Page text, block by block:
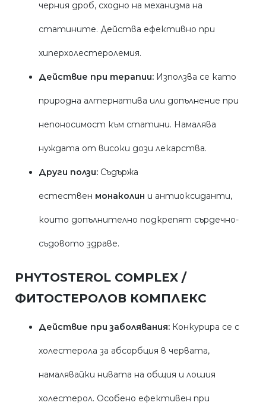
черния дроб, сходно на механизма на
статините. Действа ефективно при
хиперхолестеролемия.
Действие при терапии: Използва се като
природна алтернатива или допълнение при
непоносимост към статини. Намалява
нуждата от високи дози лекарства.
Други ползи: Съдържа
естествен монаколин и антиоксиданти,
които допълнително подкрепят сърдечно-
съдовото здраве.
PHYTOSTEROL COMPLEX /
ФИТОСТЕРОЛОВ КОМПЛЕКС
Действие при заболявания: Конкурира се с
холестерола за абсорбция в червата,
намалявайки нивата на общия и лошия
холестерол. Особено ефективен при